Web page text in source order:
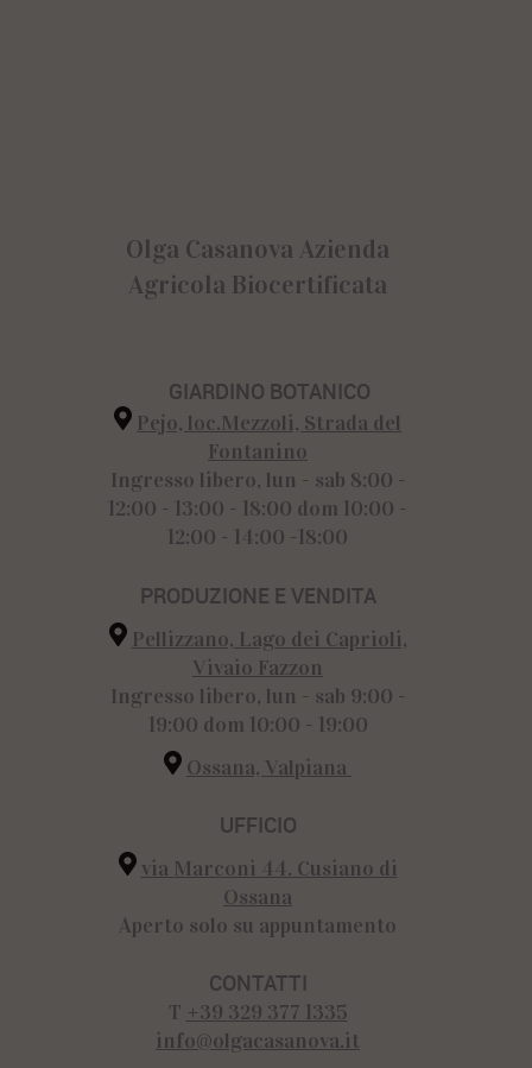
Olga Casanova Azienda
Agricola Biocertificata
GIARDINO BOTANICO
Pejo, loc.Mezzoli, Strada del
Fontanino
Ingresso libero, lun - sab 8:00 -
12:00 - 13:00 - 18:00 dom 10:00 -
12:00 - 14:00 -18:00
PRODUZIONE E VENDITA
Pellizzano, Lago dei Caprioli,
Vivaio Fazzon
Ingresso libero, lun - sab 9:00 -
19:00 dom 10:00 - 19:00
Ossana, Valpiana
UFFICIO
via Marconi 44. Cusiano di
Ossana
Aperto solo su appuntamento
CONTATTI
T +39 329 377 1335
info@olgacasanova.it